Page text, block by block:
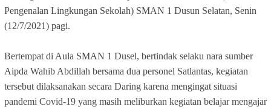
Pengenalan Lingkungan Sekolah) SMAN 1 Dusun Selatan, Senin
(12/7/2021) pagi.
Bertempat di Aula SMAN 1 Dusel, bertindak selaku nara sumber
Aipda Wahib Abdillah bersama dua personel Satlantas, kegiatan
tersebut dilaksanakan secara Daring karena mengingat situasi
pandemi Covid-19 yang masih meliburkan kegiatan belajar mengajar